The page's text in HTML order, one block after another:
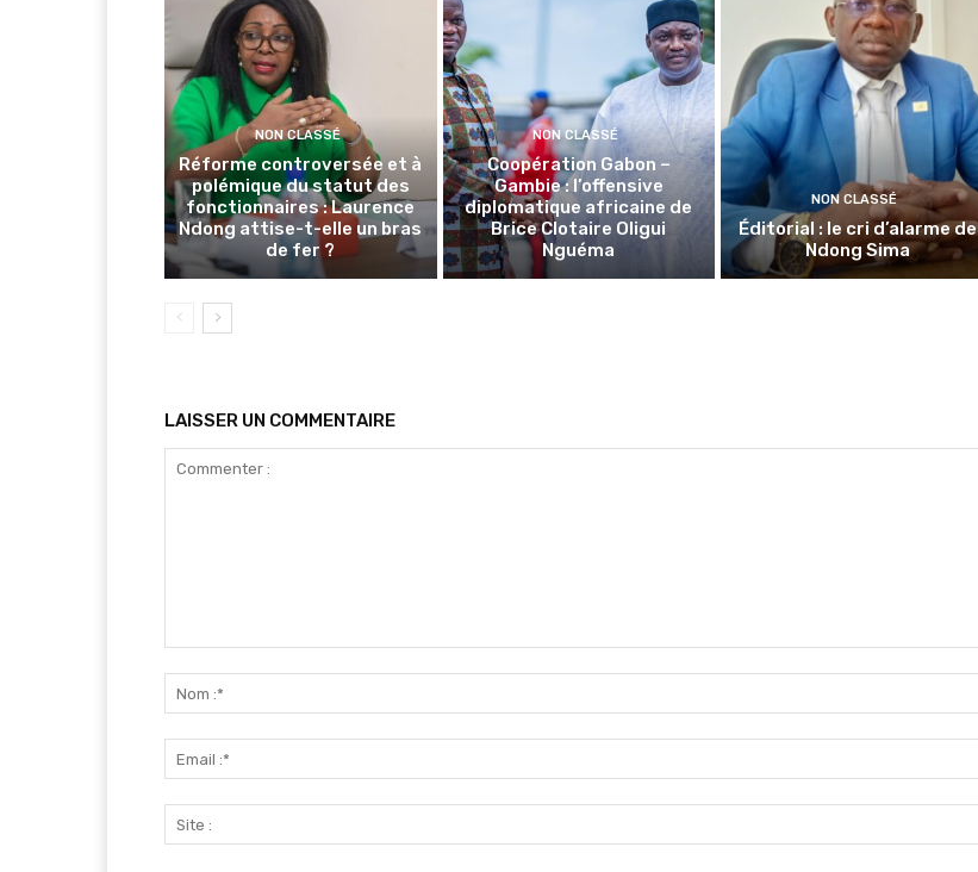
NON CLASSÉ
Réforme controversée et à
polémique du statut des
fonctionnaires : Laurence
Ndong attise-t-elle un bras
de fer ?
NON CLASSÉ
Coopération Gabon –
Gambie : l’offensive
diplomatique africaine de
Brice Clotaire Oligui
Nguéma
NON CLASSÉ
Éditorial : le cri d’alarme de
Ndong Sima
LAISSER UN COMMENTAIRE